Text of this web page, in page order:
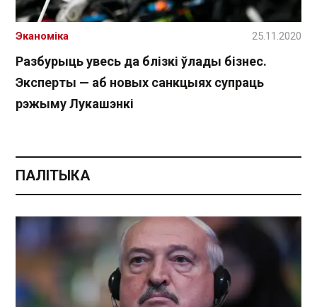
Разбурыць увесь да блізкі ўлады бізнес.
Эксперты — аб новых санкцыях супраць
рэжыму Лукашэнкі
Эканоміка 25.11.2020
ПАЛІТЫКА